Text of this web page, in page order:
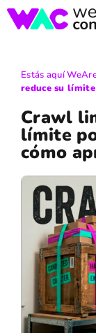
Estás aquí
reduce su
Crawl
límite
cómo